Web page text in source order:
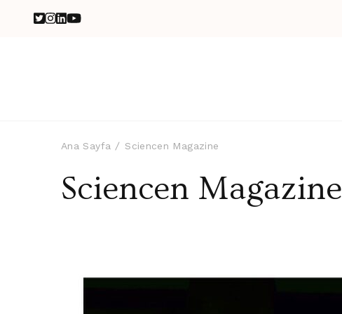
Ana Sayfa Sciencen Magazine
Sciencen Magazine